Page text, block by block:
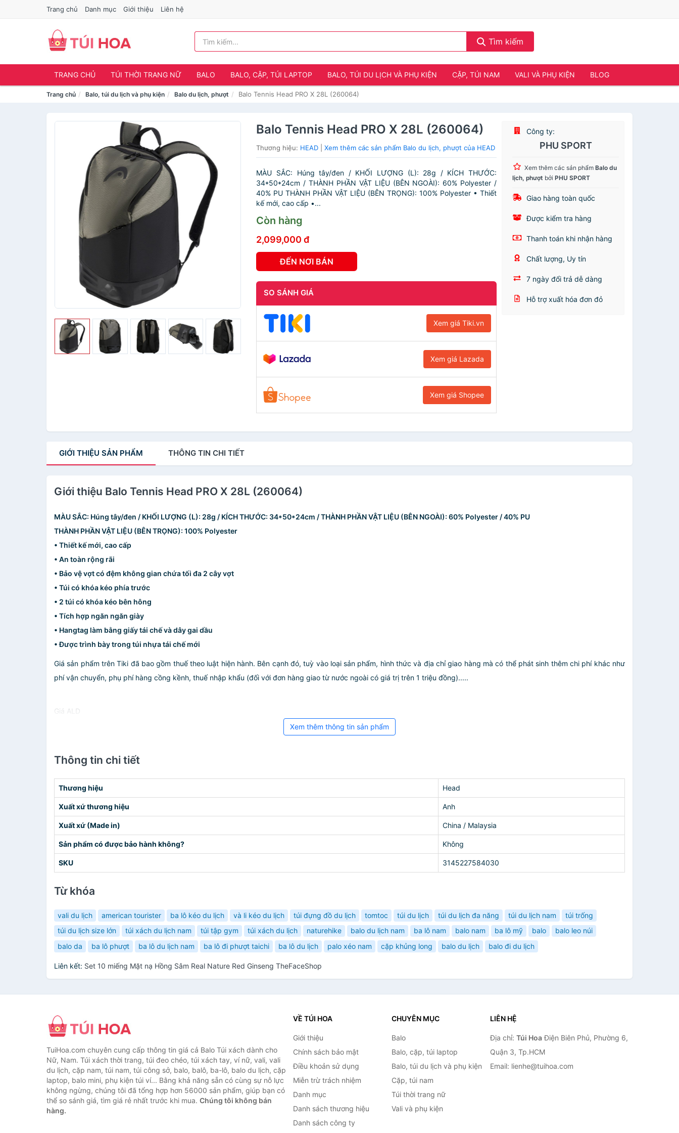
Trang chủ Danh mục Giới thiệu Liên hệ
Tìm kiếm
TRANG CHỦ TÚI THỜI TRANG NỮ BALO BALO, CẶP, TÚI LAPTOP BALO, TÚI DU LỊCH VÀ PHỤ KIỆN CẶP, TÚI NAM VALI VÀ PHỤ KIỆN BLOG
Trang chủ Balo, túi du lịch và phụ kiện Balo du lịch, phượt Balo Tennis Head PRO X 28L (260064)
Balo Tennis Head PRO X 28L (260064)
Thương hiệu: HEAD |Xem thêm các sản phẩm Balo du lịch, phượt của HEAD
MÀU SẮC: Húng tây/đen / KHỐI LƯỢNG (L): 28g / KÍCH THƯỚC:
34*50*24cm / THÀNH PHẦN VẬT LIỆU (BÊN NGOÀI): 60% Polyester /
40% PU THÀNH PHẦN VẬT LIỆU (BÊN TRỌNG): 100% Polyester • Thiết
kế mới, cao cấp •...
Còn hàng
2,099,000 đ
ĐẾN NƠI BÁN
SO SÁNH GIÁ
Xem giá Tiki.vn
Xem giá Lazada
Xem giá Shopee
Công ty:
PHU SPORT
Xem thêm các sản phẩmBalo du
lịch, phượt bởiPHU SPORT
Giao hàng toàn quốc
Được kiểm tra hàng
Thanh toán khi nhận hàng
Chất lượng, Uy tín
7 ngày đổi trả dễ dàng
Hỗ trợ xuất hóa đơn đỏ
GIỚI THIỆU SẢN PHẨM THÔNG TIN CHI TIẾT
Giới thiệu Balo Tennis Head PRO X 28L (260064)
MÀU SẮC: Húng tây/đen / KHỐI LƯỢNG (L): 28g / KÍCH THƯỚC: 34*50*24cm / THÀNH PHẦN VẬT LIỆU (BÊN NGOÀI): 60% Polyester / 40% PU
THÀNH PHẦN VẬT LIỆU (BÊN TRỌNG): 100% Polyester
• Thiết kế mới, cao cấp
• An toàn rộng rãi
• Bảo vệ vợt có đệm không gian chứa tối đa 2 cây vợt
• Túi có khóa kéo phía trước
• 2 túi có khóa kéo bên hông
• Tích hợp ngăn ngăn giày
• Hangtag làm bằng giấy tái chế và dây gai dầu
• Được trình bày trong túi nhựa tái chế mới
Giá sản phẩm trên Tiki đã bao gồm thuế theo luật hiện hành. Bên cạnh đó, tuỳ vào loại sản phẩm, hình thức và địa chỉ giao hàng mà có thể phát sinh thêm chi phí khác như
phí vận chuyển, phụ phí hàng cồng kềnh, thuế nhập khẩu (đối với đơn hàng giao từ nước ngoài có giá trị trên 1 triệu đồng).....
Giá ALD
Xem thêm thông tin sản phẩm
Thông tin chi tiết
Thương hiệu Head
Xuất xứ thương hiệu Anh
Xuất xứ (Made in) China / Malaysia
Sản phẩm có được bảo hành không? Không
SKU 3145227584030
Từ khóa
vali du lịch american tourister ba lô kéo du lịch và li kéo du lịch túi đựng đồ du lịch tomtoc túi du lịch túi du lịch đa năng túi du lịch nam
túi trống
túi du lịch size lớn
túi xách du lịch nam túi tập gym túi xách du lịch naturehike balo du lịch nam ba lô nam balo nam ba lô mỹ balo
balo leo núi
balo da
ba lô phượt ba lô du lịch nam ba lô đi phượt taichi ba lô du lịch palo xéo nam cặp khủng long balo du lịch balo đi du lịch
Liên kết: Set 10 miếng Mặt nạ Hồng Sâm Real Nature Red Ginseng TheFaceShop
TuiHoa.com chuyên cung cấp thông tin giá cả Balo Túi xách dành cho
Nữ, Nam. Túi xách thời trang, túi đeo chéo, túi xách tay, ví nữ, vali, vali
du lịch, cặp nam, túi nam, túi công sở, balo, balô, ba-lô, balo du lịch, cặp
laptop, balo mini, phụ kiện túi ví... Bằng khả năng sẵn có cùng sự nỗ lực
không ngừng, chúng tôi đã tổng hợp hơn 56000 sản phẩm, giúp bạn có
thể so sánh giá, tìm giá rẻ nhất trước khi mua. Chúng tôi không bán
hàng.
VỀ TÚI HOA
Giới thiệu
Chính sách bảo mật
Điều khoản sử dụng
Miễn trừ trách nhiệm
Danh mục
Danh sách thương hiệu
Danh sách công ty
CHUYÊN MỤC
Balo
Balo, cặp, túi laptop
Balo, túi du lịch và phụ kiện
Cặp, túi nam
Túi thời trang nữ
Vali và phụ kiện
LIÊN HỆ
Địa chỉ: Túi HoaĐiện Biên Phủ, Phường 6,
Quận 3, Tp.HCM
Email: lienhe@tuihoa.com